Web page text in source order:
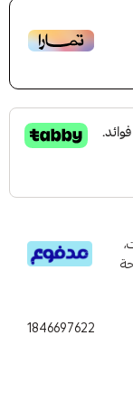
1846697622